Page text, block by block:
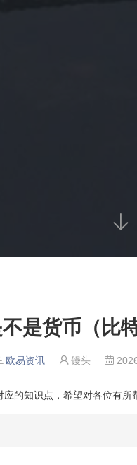

不是货币（比
欧易资讯  馒头 
的知识点，希望对各位有所